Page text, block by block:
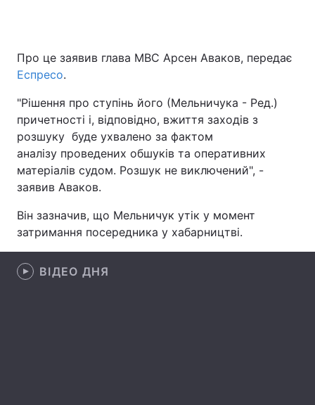
Головна Війна
Україна Політика
Економіка Світ
Техно і зв'язок Лайт
Зброя
Про це заявив глава МВС Арсен Аваков, передає
Еспресо.
"Рішення про ступінь його (Мельничука - Ред.)
причетності і, відповідно, вжиття заходів з
розшуку буде ухвалено за фактом
аналізу проведених обшуків та оперативних
матеріалів судом. Розшук не виключений", -
заявив Аваков.
Він зазначив, що Мельничук утік у момент
затримання посередника у хабарництві.
ВІДЕО ДНЯ